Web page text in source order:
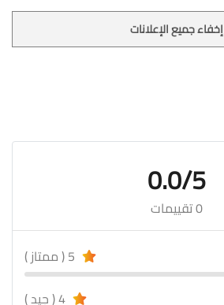
إخفاء جميع الإعلانات
0.0/5
0 تقييمات